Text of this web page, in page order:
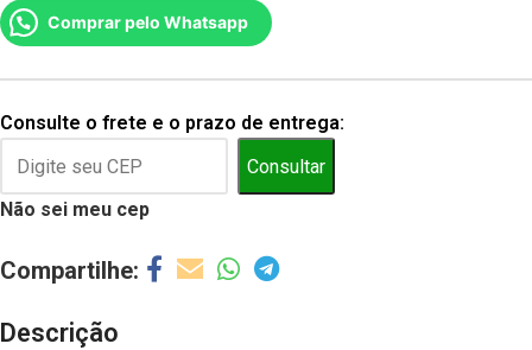
Comprar pelo Whatsapp
Consulte o frete e o prazo de entrega:
Consultar
Não sei meu cep
Descrição